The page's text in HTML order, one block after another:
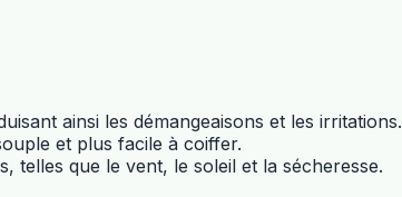
ainsi les démangeaisons et les irritations.
et plus facile à coiffer.
telles que le vent, le soleil et la sécheresse.